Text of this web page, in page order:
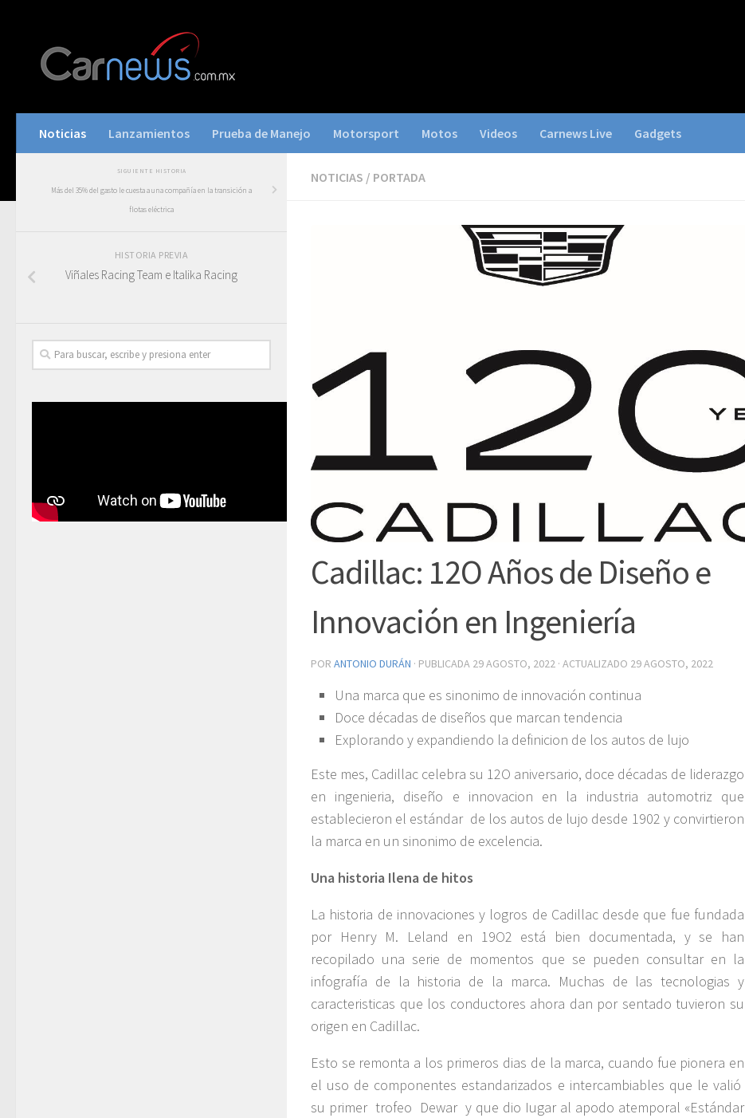
Noticias Lanzamientos Prueba de Manejo Motorsport Motos Videos Carnews Live Gadgets
NOTICIAS / PORTADA
Cadillac: 12O Años de Diseño e
Innovación en Ingeniería
POR ANTONIO DURÁN · PUBLICADA 29 AGOSTO, 2022 · ACTUALIZADO 29 AGOSTO, 2022
Una marca que es sinonimo de innovación continua
Doce décadas de diseños que marcan tendencia
Explorando y expandiendo la definicion de los autos de lujo
Este mes, Cadillac celebra su 12O aniversario, doce décadas de liderazgo
en ingenieria, diseño e innovacion en la industria automotriz que
establecieron el estándar de los autos de lujo desde 1902 y convirtieron
la marca en un sinonimo de excelencia.
Una historia Ilena de hitos
La historia de innovaciones y logros de Cadillac desde que fue fundada
por Henry M. Leland en 19O2 está bien documentada, y se han
recopilado una serie de momentos que se pueden consultar en la
infografía de la historia de la marca. Muchas de las tecnologias y
caracteristicas que los conductores ahora dan por sentado tuvieron su
origen en Cadillac.
Esto se remonta a los primeros dias de la marca, cuando fue pionera en
el uso de componentes estandarizados e intercambiables que le valió
su primer trofeo Dewar y que dio Iugar al apodo atemporal «Estándar
SIGUIENTE HISTORIA
Más del 35% del gasto le cuesta a una compañía en la transición a
flotas eléctrica
HISTORIA PREVIA
Viñales Racing Team e Italika Racing